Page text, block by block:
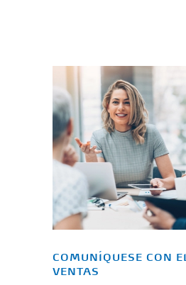
COMUNÍQUESE CON
VENTAS